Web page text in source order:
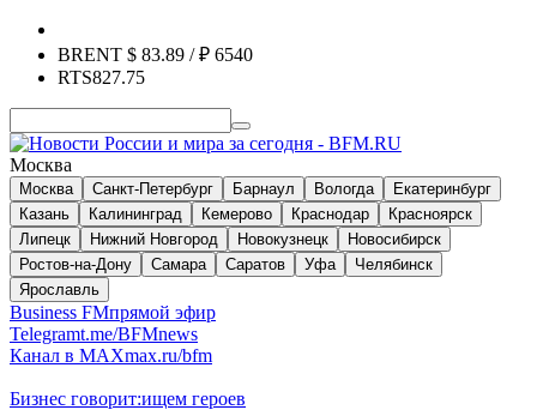
BRENT $ 83.89 / ₽ 6540
RTS827.75
Москва
Москва Санкт-Петербург Барнаул Вологда
Екатеринбург
Казань
Калининград Кемерово Краснодар
Красноярск
Липецк
Нижний Новгород Новокузнецк
Новосибирск
Ростов-на-Дону
Самара Саратов Уфа
Челябинск
Ярославль
Business FMпрямой эфир
Telegramt.me/BFMnews
Канал в MAXmax.ru/bfm
Бизнес говорит:ищем героев